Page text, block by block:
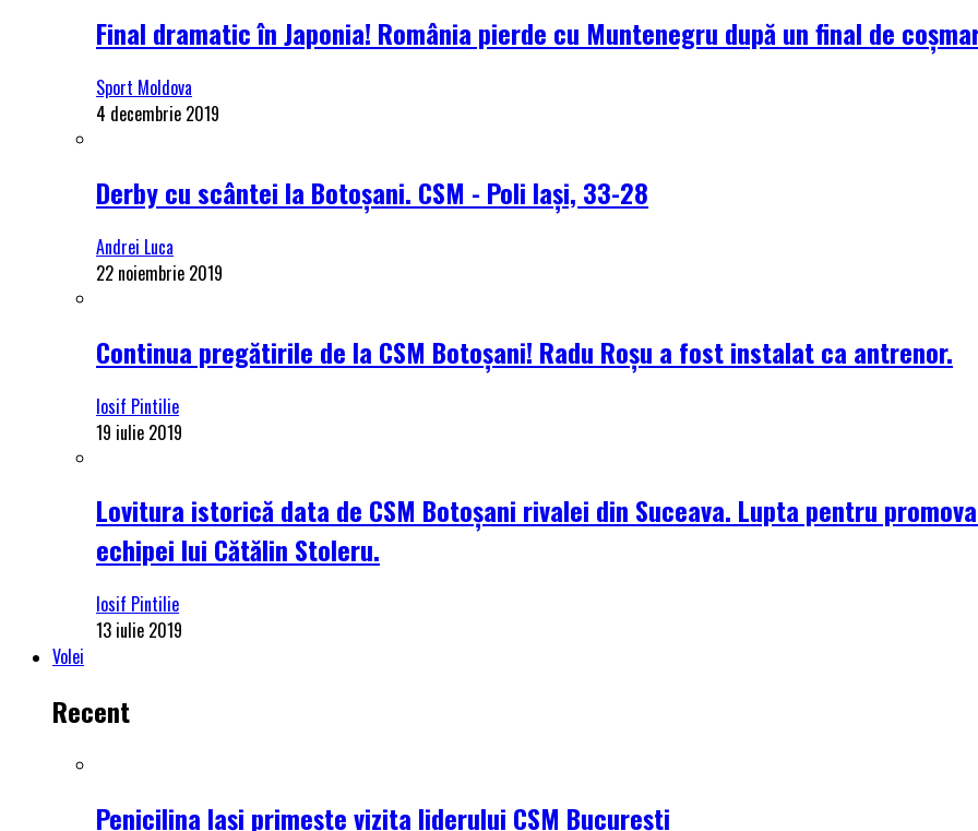
Final dramatic în Japonia! România pierde cu Muntenegru după un final de
Sport Moldova
4 decembrie 2019
Derby cu scântei la Botoșani. CSM - Poli Iași, 33-28
Andrei Luca
22 noiembrie 2019
Continua pregătirile de la CSM Botoșani! Radu Roșu a fost instalat ca antrenor.
Iosif Pintilie
19 iulie 2019
Lovitura istorică data de CSM Botoșani rivalei din Suceava. Lupta pentru
echipei lui Cătălin Stoleru.
Iosif Pintilie
13 iulie 2019
Volei
Recent
Penicilina Iași primește vizita liderului CSM București